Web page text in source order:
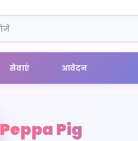
सेवाएं आवेदन
Peppa Pig